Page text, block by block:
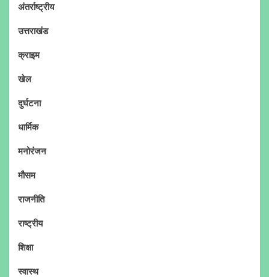
अंतर्राष्ट्रीय
उत्तराखंड
क्राइम
खेल
दुर्घटना
धार्मिक
मनोरंजन
मौसम
राजनीति
राष्ट्रीय
शिक्षा
स्वास्थ